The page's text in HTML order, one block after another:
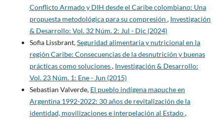
Conflicto Armado y DIH desde el Caribe colombiano: Una
propuesta metodológica para su compresión , Investigación
& Desarrollo: Vol. 32 Núm. 2: Jul - Dic (2024)
Sofia Lissbrant,Seguridad alimentaria y nutricional en la
región Caribe: Consecuencias de la desnutrición y buenas
prácticas como soluciones, Investigación & Desarrollo:
Vol. 23 Núm. 1: Ene - Jun (2015)
Sebastian Valverde, El pueblo indígena mapuche en
Argentina 1992-2022: 30 años de revitalización de la
identidad, movilizaciones e interpelación al Estado,